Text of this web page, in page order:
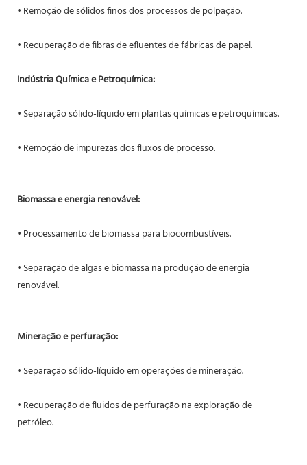
• Remoção de sólidos finos dos processos de polpação.
• Recuperação de fibras de efluentes de fábricas de papel.
Indústria Química e Petroquímica:
• Separação sólido-líquido em plantas químicas e petroquímicas.
• Remoção de impurezas dos fluxos de processo.
Biomassa e energia renovável:
• Processamento de biomassa para biocombustíveis.
• Separação de algas e biomassa na produção de energia
renovável.
Mineração e perfuração:
• Separação sólido-líquido em operações de mineração.
• Recuperação de fluidos de perfuração na exploração de
petróleo.